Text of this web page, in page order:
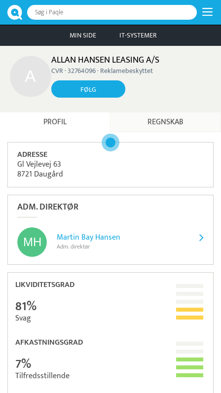
Søg i Paqle
MIN SIDE IT-SYSTEMER
ALLAN HANSEN LEASING A/S
CVR · 32764096 · Reklamebeskyttet
FØLG
PROFIL REGNSKAB
ADRESSE
Gl Vejlevej 63
8721 Daugård
ADM. DIREKTØR
Martin Bay Hansen
Adm. direktør
LIKVIDITETSGRAD
81%
Svag
AFKASTNINGSGRAD
7%
Tilfredsstillende